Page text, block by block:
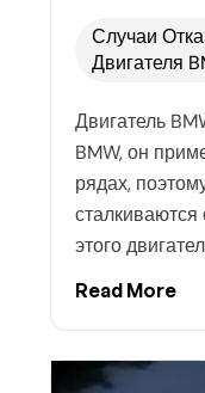
Случаи
Двигателя
Двигатель
BMW, он
рядах,
этого
Read More